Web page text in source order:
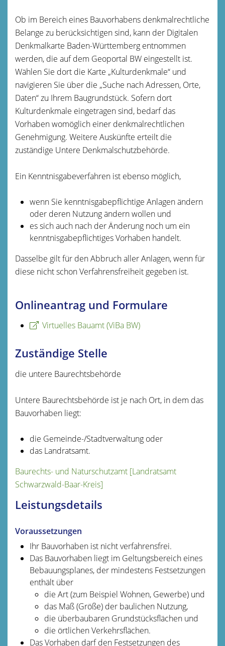
Ob im Bereich eines Bauvorhabens denkmalrechtliche
Belange zu berücksichtigen sind, kann der Digitalen
Denkmalkarte Baden-Württemberg entnommen
werden, die auf dem Geoportal BW eingestellt ist.
Wählen Sie dort die Karte „Kulturdenkmale“ und
navigieren Sie über die „Suche nach Adressen, Orte,
Daten“ zu Ihrem Baugrundstück. Sofern dort
Kulturdenkmale eingetragen sind, bedarf das
Vorhaben womöglich einer denkmalrechtlichen
Genehmigung. Weitere Auskünfte erteilt die
zuständige Untere Denkmalschutzbehörde.
Ein Kenntnisgabeverfahren ist ebenso möglich,
wenn Sie kenntnisgabepflichtige Anlagen ändern
oder deren Nutzung ändern wollen und
es sich auch nach der Änderung noch um ein
kenntnisgabepflichtiges Vorhaben handelt.
Dasselbe gilt für den Abbruch aller Anlagen, wenn für
diese nicht schon Verfahrensfreiheit gegeben ist.
Onlineantrag und Formulare
Virtuelles Bauamt (ViBa BW)
Zuständige Stelle
die untere Baurechtsbehörde
Untere Baurechtsbehörde ist je nach Ort, in dem das
Bauvorhaben liegt:
die Gemeinde-/Stadtverwaltung oder
das Landratsamt.
Baurechts- und Naturschutzamt [Landratsamt
Schwarzwald-Baar-Kreis]
Leistungsdetails
Voraussetzungen
Ihr Bauvorhaben ist nicht verfahrensfrei.
Das Bauvorhaben liegt im Geltungsbereich eines
Bebauungsplanes, der mindestens Festsetzungen
enthält über
die Art (zum Beispiel Wohnen, Gewerbe) und
das Maß (Größe) der baulichen Nutzung,
die überbaubaren Grundstücksflächen und
die örtlichen Verkehrsflächen.
Das Vorhaben darf den Festsetzungen des